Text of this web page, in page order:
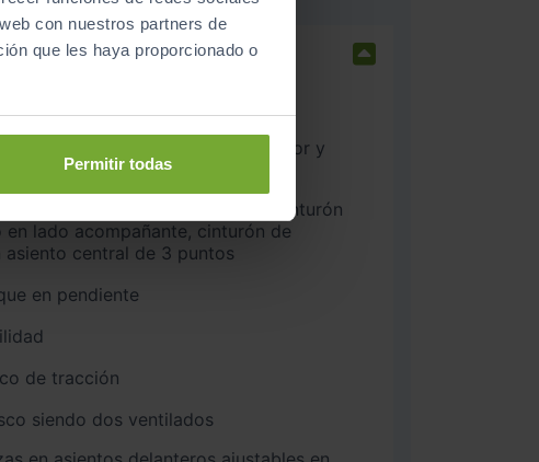
con nuestros partners de
que les haya proporcionado o
Permitir todas
lado acompañante, cinturón de
asiento central de 3 puntos
en pendiente
de tracción
siendo dos ventilados